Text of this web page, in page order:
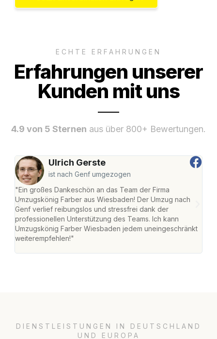
ECHTE ERFAHRUNGEN
Erfahrungen unserer
Kunden mit uns
4.9 von 5 Sternen aus über 800+ Bewertungen.
Ulrich Gerste
ist nach Genf umgezogen
"Ein großes Dankeschön an das Team der Firma
Umzugskönig Farber aus Wiesbaden! Der Umzug nach
Genf verlief reibungslos und stressfrei dank der
professionellen Unterstützung des Teams. Ich kann
Umzugskönig Farber Wiesbaden jedem uneingeschränkt
weiterempfehlen!"
DIENSTLEISTUNGEN IN DEUTSCHLAND
UND EUROPA